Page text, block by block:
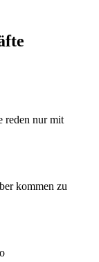
nur mit
kommen zu